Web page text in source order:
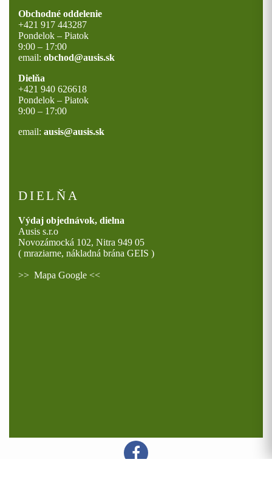
Obchodné oddelenie
+421 917 443287
Pondelok – Piatok
9:00 – 17:00
email: obchod@ausis.sk
Dielňa
+421 940 626618
Pondelok – Piatok
9:00 – 17:00
email: ausis@ausis.sk
DIELŇA
Výdaj objednávok, dielna
Ausis s.r.o
Novozámocká 102, Nitra 949 05
( mraziarne, nákladná brána GEIS )
>> Mapa Google <<